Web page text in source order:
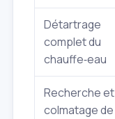
Détartrage
complet du
chauffe‑eau
Recherche et
colmatage de